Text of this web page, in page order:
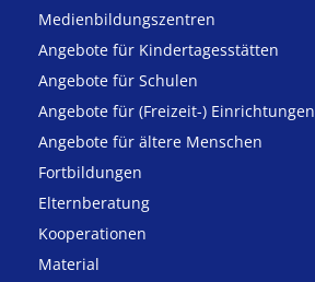
Medien­bildungs­zentren
Angebote für Kinder­tages­stätten
Angebote für Schulen
Angebote für (Freizeit-) Ein­rich­tungen
Angebote für ältere Menschen
Fortbildungen
Elternberatung
Kooperationen
Material